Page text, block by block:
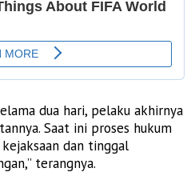
dua hari, pelaku akhirnya
Saat ini proses hukum
dan tinggal
terangnya.